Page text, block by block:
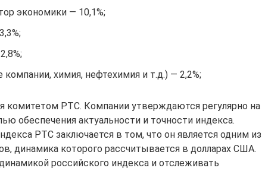
экономики — 10,1%;
компании, химия, нефтехимия и т.д.) — 2,2%;
комитетом РТС. Компании утверждаются регулярно на
обеспечения актуальности и точности индекса.
РТС заключается в том, что он является одним из
динамика которого рассчитывается в долларах США.
российского индекса и отслеживать